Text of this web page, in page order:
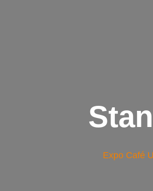
Expo Café